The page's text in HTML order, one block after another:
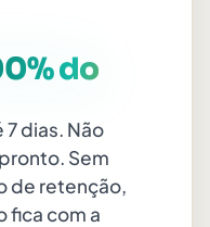
do
7 dias. Não
Sem
de retenção,
fica com a